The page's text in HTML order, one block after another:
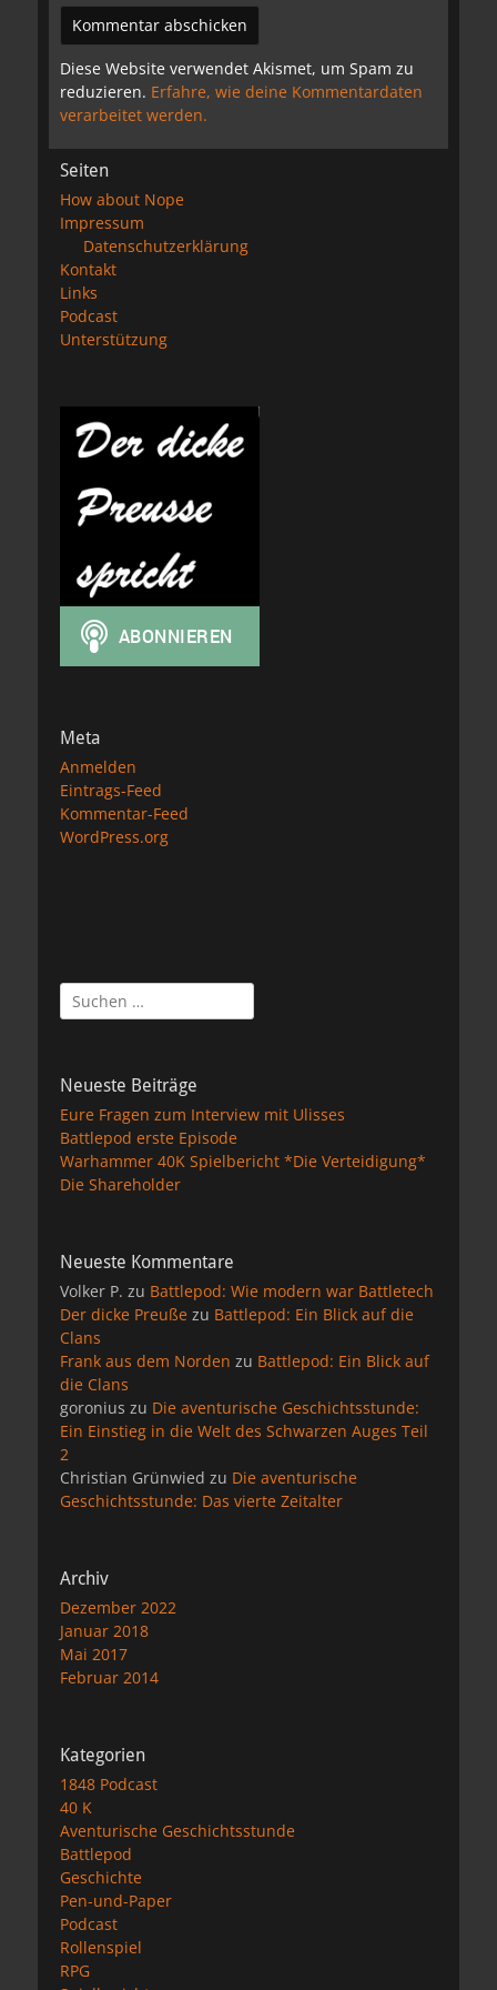
Diese Website verwendet Akismet, um Spam zu
reduzieren. Erfahre, wie deine Kommentardaten
verarbeitet werden.
Seiten
How about Nope
Impressum
Datenschutzerklärung
Kontakt
Links
Podcast
Unterstützung
Meta
Anmelden
Eintrags-Feed
Kommentar-Feed
WordPress.org
Suchen
nach:
Neueste Beiträge
Eure Fragen zum Interview mit Ulisses
Battlepod erste Episode
Warhammer 40K Spielbericht *Die Verteidigung*
Die Shareholder
Neueste Kommentare
Volker P. zu Battlepod: Wie modern war Battletech
Der dicke Preuße zu Battlepod: Ein Blick auf die
Clans
Frank aus dem Norden zu Battlepod: Ein Blick auf
die Clans
goronius zu Die aventurische Geschichtsstunde:
Ein Einstieg in die Welt des Schwarzen Auges Teil
2
Christian Grünwied zu Die aventurische
Geschichtsstunde: Das vierte Zeitalter
Archiv
Dezember 2022
Januar 2018
Mai 2017
Februar 2014
Kategorien
1848 Podcast
40 K
Aventurische Geschichtsstunde
Battlepod
Geschichte
Pen-und-Paper
Podcast
Rollenspiel
RPG